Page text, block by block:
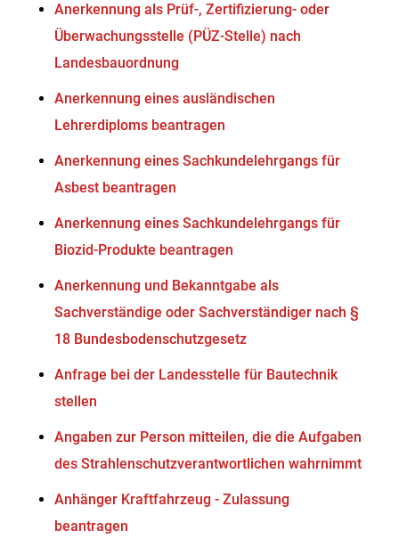
Anerkennung als Prüf-, Zertifizierung- oder
Überwachungsstelle (PÜZ-Stelle) nach
Landesbauordnung
Anerkennung eines ausländischen
Lehrerdiploms beantragen
Anerkennung eines Sachkundelehrgangs für
Asbest beantragen
Anerkennung eines Sachkundelehrgangs für
Biozid-Produkte beantragen
Anerkennung und Bekanntgabe als
Sachverständige oder Sachverständiger nach §
18 Bundesbodenschutzgesetz
Anfrage bei der Landesstelle für Bautechnik
stellen
Angaben zur Person mitteilen, die die Aufgaben
des Strahlenschutzverantwortlichen wahrnimmt
Anhänger Kraftfahrzeug - Zulassung
beantragen